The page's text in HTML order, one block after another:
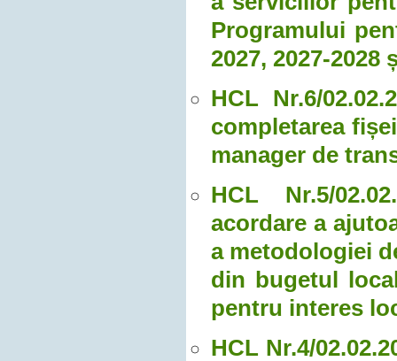
Programului
2027, 2027-2028
HCL Nr.6/
completarea
manager de
HCL Nr.5/
acordare a
a metodologiei
din bugetul
pentru interes
HCL Nr.4/